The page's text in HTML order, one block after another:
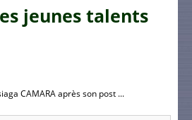
jeunes talents
CAMARA après son post ...